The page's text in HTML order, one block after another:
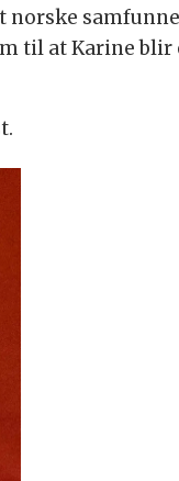
til at Karine blir